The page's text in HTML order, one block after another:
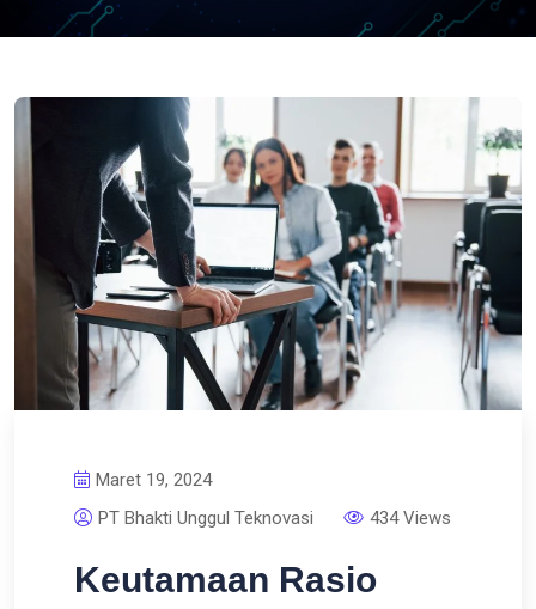
Maret 19, 2024
PT Bhakti Unggul Teknovasi
434 Views
Keutamaan Rasio